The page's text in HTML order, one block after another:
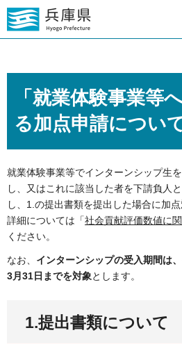
「就業体験事業等
る加点申請につい
就業体験事業等でインターンシップ生
し、又はこれに該当した者を下請負人
し、1.の提出書類を提出した場合に加点
詳細については「社会貢献評価数値に
ください。
なお、 インターンシップの受入期間は
3月31日までを対象とします。
1.提出書類について